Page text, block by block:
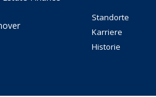
Standorte
Karriere
Historie